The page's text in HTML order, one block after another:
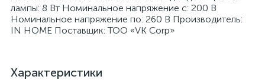
лампы: 8 Вт Номинальное напряжение с: 200 В
Номинальное напряжение по: 260 В Производитель:
IN HOME Поставщик: ТОО «VK Corp»
Характеристики